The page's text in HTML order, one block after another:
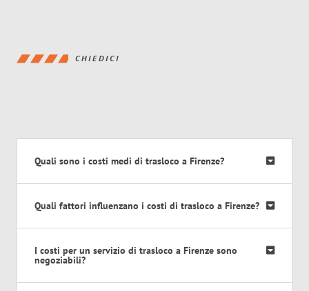
CHIEDICI
Quali sono i costi medi di trasloco a Firenze?
Quali fattori influenzano i costi di trasloco a Firenze?
I costi per un servizio di trasloco a Firenze sono
negoziabili?